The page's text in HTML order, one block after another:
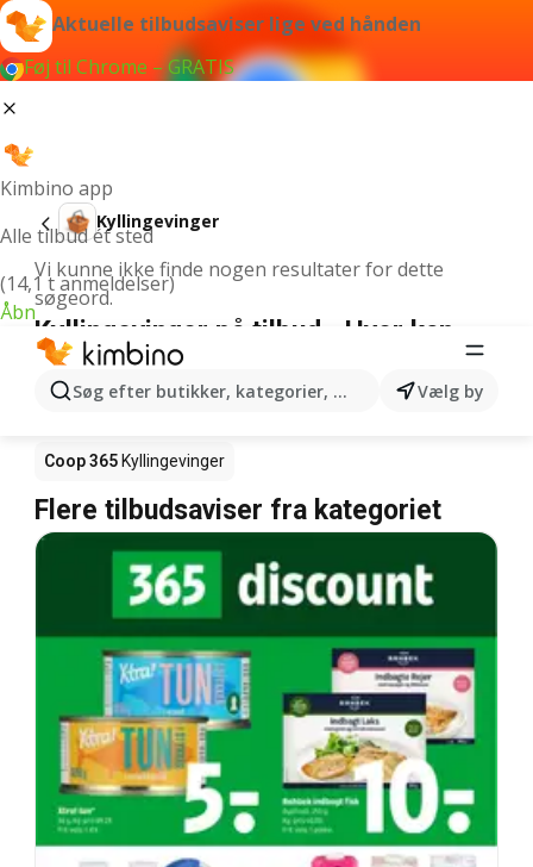
Aktuelle tilbudsaviser lige ved hånden
Føj til Chrome – GRATIS
Kimbino app
Alle tilbud ét sted
(14,1 t anmeldelser)
Åbn
Søg efter butikker, kategorier, produkter...Vælg by
Kyllingevinger
Vi kunne ikke finde nogen resultater for dette
søgeord.
Kyllingevinger på tilbud - Hvor kan
den købes?
Coop 365 Kyllingevinger
Flere tilbudsaviser fra kategoriet